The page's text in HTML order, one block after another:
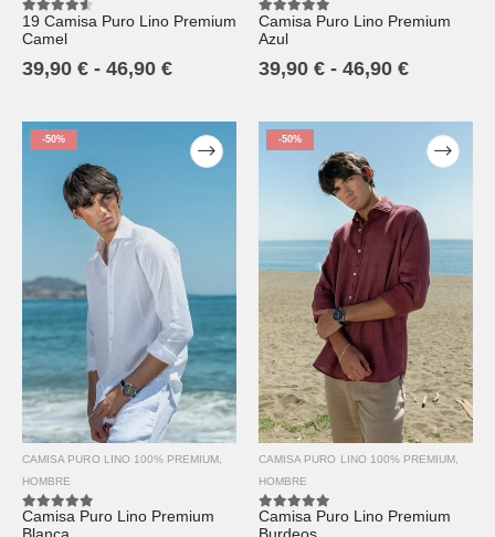
4.50out of 5
19 Camisa Puro Lino Premium
Camel
39,90 € - 46,90 €
5.00out of 5
Camisa Puro Lino Premium
Azul
39,90 € - 46,90 €
-50%
CAMISA PURO LINO 100% PREMIUM
HOMBRE
5.00 out of 5
Camisa Puro Lino Premium
-50%
CAMISA PURO LINO 100% PREMIUM
HOMBRE
5.00out of 5
Camisa Puro Lino Premium